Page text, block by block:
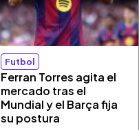
Futbol
Ferran Torres agita el
mercado tras el
Mundial y el Barça fija
su postura